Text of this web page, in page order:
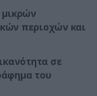
περιοχών και
σε
του